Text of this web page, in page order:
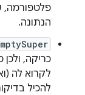
הנתונה.
כריקה,
לקרוא לה
להכיל